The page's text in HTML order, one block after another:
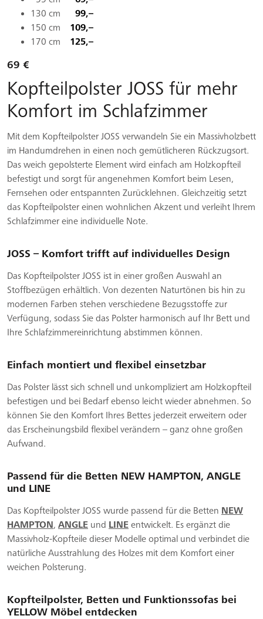
130 cm 99,–
150 cm 109,–
170 cm 125,–
69 €
Kopfteilpolster JOSS für mehr
Komfort im Schlafzimmer
Mit dem Kopfteilpolster JOSS verwandeln Sie ein Massivholzbett
im Handumdrehen in einen noch gemütlicheren Rückzugsort.
Das weich gepolsterte Element wird einfach am Holzkopfteil
befestigt und sorgt für angenehmen Komfort beim Lesen,
Fernsehen oder entspannten Zurücklehnen. Gleichzeitig setzt
das Kopfteilpolster einen wohnlichen Akzent und verleiht Ihrem
Schlafzimmer eine individuelle Note.
JOSS – Komfort trifft auf individuelles Design
Das Kopfteilpolster JOSS ist in einer großen Auswahl an
Stoffbezügen erhältlich. Von dezenten Naturtönen bis hin zu
modernen Farben stehen verschiedene Bezugsstoffe zur
Verfügung, sodass Sie das Polster harmonisch auf Ihr Bett und
Ihre Schlafzimmereinrichtung abstimmen können.
Einfach montiert und flexibel einsetzbar
Das Polster lässt sich schnell und unkompliziert am Holzkopfteil
befestigen und bei Bedarf ebenso leicht wieder abnehmen. So
können Sie den Komfort Ihres Bettes jederzeit erweitern oder
das Erscheinungsbild flexibel verändern – ganz ohne großen
Aufwand.
Passend für die Betten NEW HAMPTON, ANGLE
und LINE
Das Kopfteilpolster JOSS wurde passend für die Betten NEW
HAMPTON, ANGLE und LINE entwickelt. Es ergänzt die
Massivholz-Kopfteile dieser Modelle optimal und verbindet die
natürliche Ausstrahlung des Holzes mit dem Komfort einer
weichen Polsterung.
Kopfteilpolster, Betten und Funktionssofas bei
YELLOW Möbel entdecken